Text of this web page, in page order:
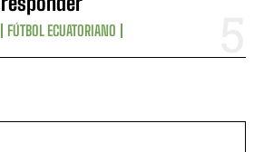
FÚTBOL ECUATORIANO